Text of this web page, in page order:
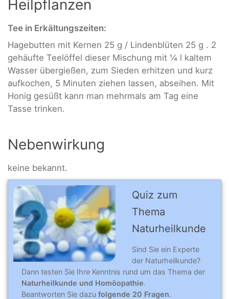
Heilpflanzen
Tee in Erkältungszeiten:
Hagebutten mit Kernen 25 g / Lindenblüten 25 g . 2
gehäufte Teelöffel dieser Mischung mit ¼ l kaltem
Wasser übergießen, zum Sieden erhitzen und kurz
aufkochen, 5 Minuten ziehen lassen, abseihen. Mit
Honig gesüßt kann man mehrmals am Tag eine
Tasse trinken.
Nebenwirkung
keine bekannt.
Quiz zum
Thema
Naturheilkunde
Sind Sie ein Experte
der Naturheilkunde?
Dann testen Sie Ihre Kenntnis rund um das Thema der
Naturheilkunde und Homöopathie.
Beantworten Sie dazu folgende 20 Fragen.